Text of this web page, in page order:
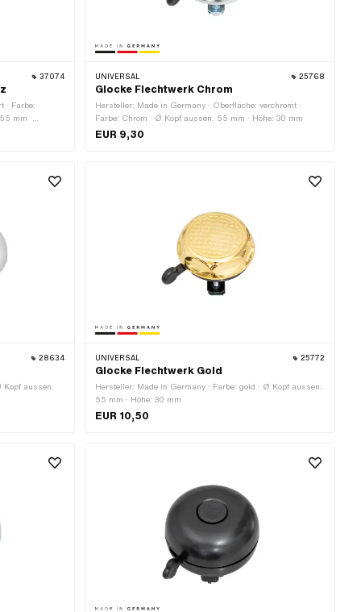
37074
· Farbe:
mm ·
22 mm ·
mm
UNIVERSAL 25768
Glocke Flechtwerk Chrom
Hersteller: Made in Germany · Oberfläche: verchromt ·
Farbe: Chrom · Ø Kopf aussen: 55 mm · Höhe: 30 mm
EUR 9,30
28634
Kopf aussen:
UNIVERSAL 25772
Glocke Flechtwerk Gold
Hersteller: Made in Germany · Farbe: gold · Ø Kopf aussen:
55 mm · Höhe: 30 mm
EUR 10,50